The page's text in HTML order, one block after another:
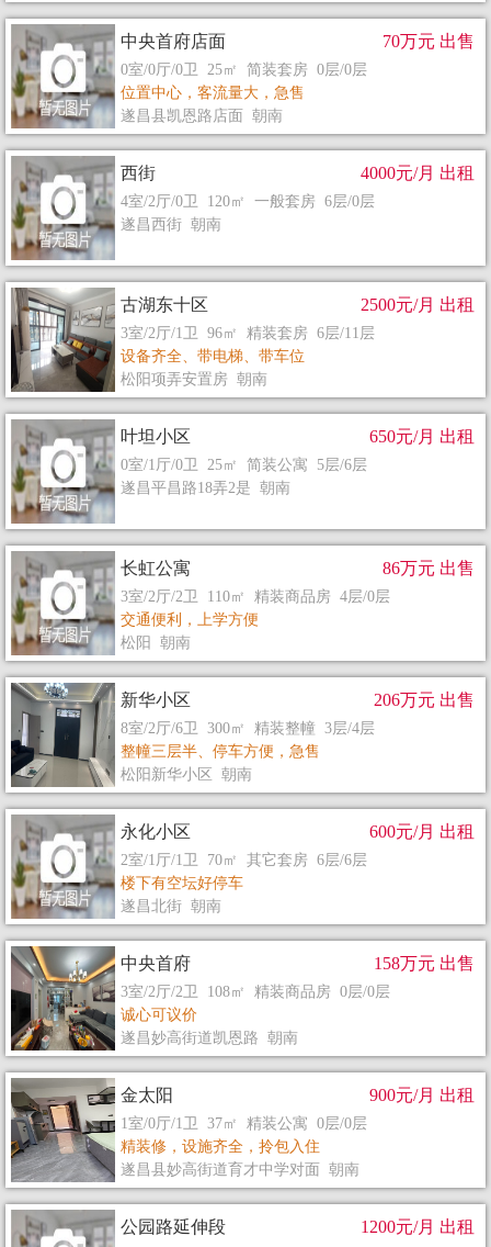
中央首府店面
0室/0厅/0卫 25㎡ 简装套房 0层/0层
位置中心，客流量大，急售
遂昌县凯恩路店面 朝南
70万元 出售
西街
4室/2厅/0卫 120㎡ 一般套房 6层/0层
遂昌西街 朝南
4000元/月 出租
古湖东十区
3室/2厅/1卫 96㎡ 精装套房 6层/11层
设备齐全、带电梯、带车位
松阳项弄安置房 朝南
2500元/月 出租
叶坦小区
0室/1厅/0卫 25㎡ 简装公寓 5层/6层
遂昌平昌路18弄2是 朝南
650元/月 出租
长虹公寓
3室/2厅/2卫 110㎡ 精装商品房 4层/0层
交通便利，上学方便
松阳 朝南
86万元 出售
新华小区
8室/2厅/6卫 300㎡ 精装整幢 3层/4层
整幢三层半、停车方便，急售
松阳新华小区 朝南
206万元 出售
永化小区
2室/1厅/1卫 70㎡ 其它套房 6层/6层
楼下有空坛好停车
遂昌北街 朝南
600元/月 出租
中央首府
3室/2厅/2卫 108㎡ 精装商品房 0层/0层
诚心可议价
遂昌妙高街道凯恩路 朝南
158万元 出售
金太阳
1室/0厅/1卫 37㎡ 精装公寓 0层/0层
精装修，设施齐全，拎包入住
遂昌县妙高街道育才中学对面 朝南
900元/月 出租
公园路延伸段 1200元/月 出租